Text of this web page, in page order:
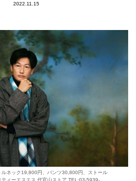
2022.11.15
ネック19,800円、パンツ30,800円、ストール
ィーエスエス 代官山ストア TEL:03-5939-